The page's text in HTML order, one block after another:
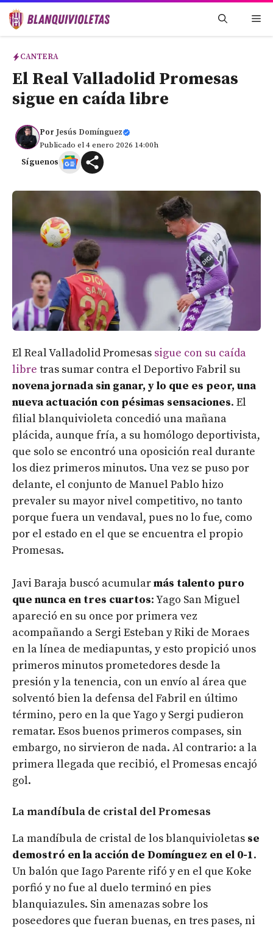
Saltar
CANTERA
El Real Valladolid Promesas
sigue en caída libre
Por Jesús Domínguez
Publicado el 4 enero 2026 14:00h
Síguenos
El Real Valladolid Promesas sigue con su caída
libre tras sumar contra el Deportivo Fabril su
novena jornada sin ganar, y lo que es peor, una
nueva actuación con pésimas sensaciones. El
filial blanquivioleta concedió una mañana
plácida, aunque fría, a su homólogo deportivista,
que solo se encontró una oposición real durante
los diez primeros minutos. Una vez se puso por
delante, el conjunto de Manuel Pablo hizo
prevaler su mayor nivel competitivo, no tanto
porque fuera un vendaval, pues no lo fue, como
por el estado en el que se encuentra el propio
Promesas.
Javi Baraja buscó acumularmás talento puro
que nunca en tres cuartos: Yago San Miguel
apareció en su once por primera vez
acompañando a Sergi Esteban y Riki de Moraes
en la línea de mediapuntas, y esto propició unos
primeros minutos prometedores desde la
presión y la tenencia, con un envío al área que
solventó bien la defensa del Fabril en último
término, pero en la que Yago y Sergi pudieron
rematar. Esos buenos primeros compases, sin
embargo, no sirvieron de nada. Al contrario: a la
primera llegada que recibió, el Promesas encajó
gol.
La mandíbula de cristal del Promesas
La mandíbula de cristal de los blanquivioletas se
demostró en la acción de Domínguez en el 0-1.
Un balón que Iago Parente rifó y en el que Koke
porfió y no fue al duelo terminó en pies
blanquiazules. Sin amenazas sobre los
poseedores que fueran buenas, en tres pases, ni